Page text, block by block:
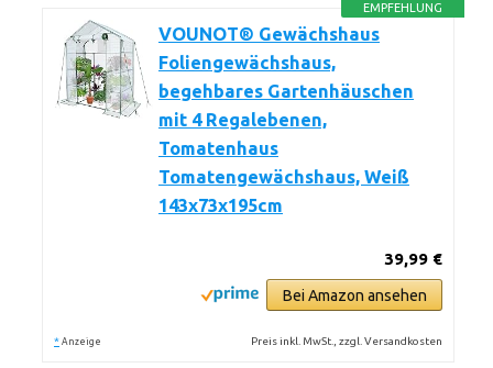
EMPFEHLUNG
VOUNOT® Gewächshaus
Foliengewächshaus,
begehbares Gartenhäuschen
mit 4 Regalebenen,
Tomatenhaus
Tomatengewächshaus, Weiß
143x73x195cm
39,99 €
Bei Amazon ansehen
* Anzeige Preis inkl. MwSt., zzgl. Versandkosten